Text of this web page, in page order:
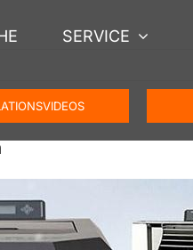
SERVICE